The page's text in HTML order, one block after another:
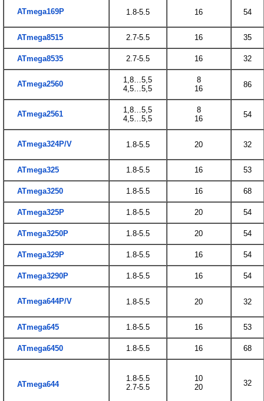
ATmega169P 1.8-5.5 16 54
ATmega8515 2.7-5.5 16 35
ATmega8535 2.7-5.5 16 32
ATmega2560
1,8…5,5
4,5…5,5
8
16
86
ATmega2561
1,8…5,5
4,5…5,5
8
16
54
ATmega324P/V 1.8-5.5 20 32
ATmega325 1.8-5.5 16 53
ATmega3250 1.8-5.5 16 68
ATmega325P 1.8-5.5 20 54
ATmega3250P 1.8-5.5 20 54
ATmega329P 1.8-5.5 16 54
ATmega3290P 1.8-5.5 16 54
ATmega644P/V 1.8-5.5 20 32
ATmega645 1.8-5.5 16 53
ATmega6450 1.8-5.5 16 68
ATmega644
1.8-5.5
2.7-5.5
10
20
32